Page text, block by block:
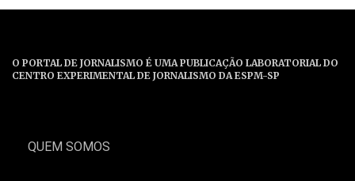
O PORTAL DE JORNALISMO É UMA PUBLICAÇÃO LABORATORIAL DO
CENTRO EXPERIMENTAL DE JORNALISMO DA ESPM-SP
QUEM SOMOS